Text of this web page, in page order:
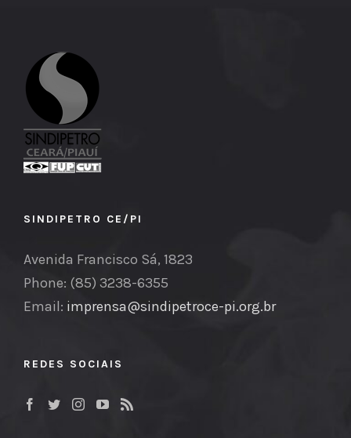
SINDIPETRO CE/PI
Avenida Francisco Sá, 1823
Phone: (85) 3238-6355
Email: imprensa@sindipetroce-pi.org.br
REDES SOCIAIS